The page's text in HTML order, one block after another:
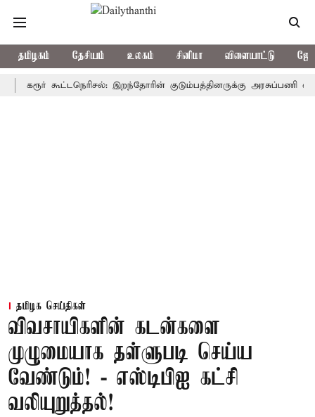
தமிழகம் தேசியம் உலகம் சினிமா விளையாட்டு
கரூர் கூட்டநெரிசல்: இறந்தோரின் குடும்பத்தினருக்கு அரசுப்பணி
தமிழக செய்திகள்
விவசாயிகளின் கடன்களை
முழுமையாக தள்ளுபடி செய்ய
வேண்டும்! - எஸ்டிபிஐ கட்சி
வலியுறுத்தல்!